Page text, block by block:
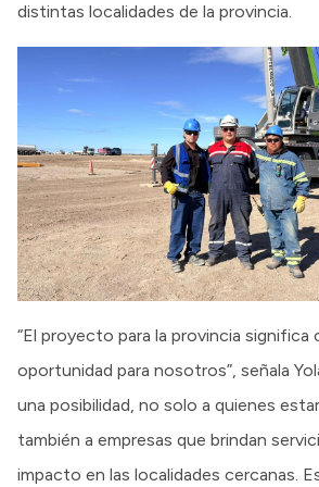
distintas localidades de la provincia.
“El proyecto para la provincia significa
oportunidad para nosotros”, señala
una posibilidad, no solo a quienes
también a empresas que brindan
impacto en las localidades cercanas.